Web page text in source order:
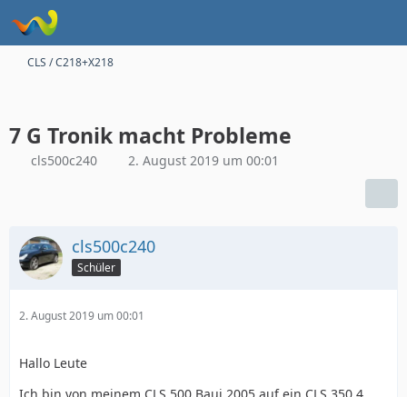
CLS / C218+X218
7 G Tronik macht Probleme
cls500c240 2. August 2019 um 00:01
cls500c240
Schüler
2. August 2019 um 00:01
Hallo Leute